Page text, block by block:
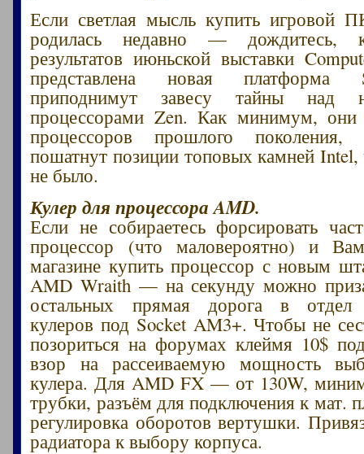
Если светлая мысль купить игровой
родилась недавно — дождитесь,
результатов июньской выставки
представлена новая платформа
приподнимут завесу тайны над
процессорами Zen. Как минимум,
процессоров прошлого
пошатнут позиции топовых камней Intel,
не было.
Кулер для процессора AMD.
Если не собираетесь форсировать
процессор (что маловероятно) и
магазине купить процессор с новым
AMD Wraith — на секунду можно
остальных прямая дорога в отдел
кулеров под Socket AM3+. Чтобы не
позориться на форумах клеймя 10$
взор на рассеиваемую мощность
кулера. Для AMD FX — от 130W,
трубки, разъём для подключения к мат.
регулировка оборотов вертушки.
радиатора к выбору корпуса.